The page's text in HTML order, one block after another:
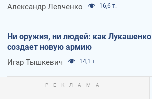
Александр Левченко 16,6 т.
Ни оружия, ни людей: как Лукашенко
создает новую армию
Игар Тышкевич 14,1 т.